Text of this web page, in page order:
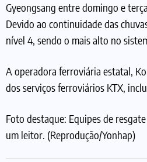
Gyeongsang entre domingo e
Devido ao continuidade das
nível 4, sendo o mais alto no
A operadora ferroviária estatal,
dos serviços ferroviários KTX,
Foto destaque: Equipes de
um leitor. (Reprodução/Yonhap)